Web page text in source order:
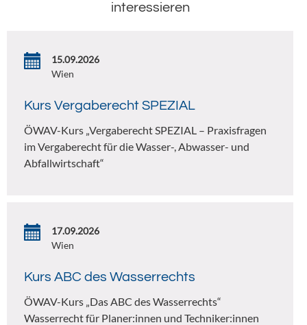
interessieren
15.09.2026
Wien
Kurs Vergaberecht SPEZIAL
ÖWAV-Kurs „Vergaberecht SPEZIAL – Praxisfragen
im Vergaberecht für die Wasser-, Abwasser- und
Abfallwirtschaft“
17.09.2026
Wien
Kurs ABC des Wasserrechts
ÖWAV-Kurs „Das ABC des Wasserrechts“
Wasserrecht für Planer:innen und Techniker:innen